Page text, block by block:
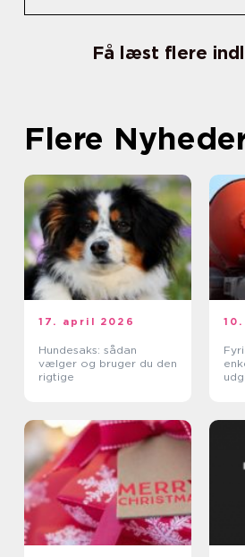
Få læst flere
Flere
17. april 2026
Hundesaks: sådan
vælger og bruger du den
rigtige